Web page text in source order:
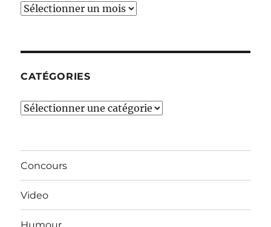
Ces
CATÉGORIES
Catégories
Concours
Video